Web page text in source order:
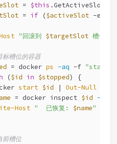
= $this .GetActiveSlot()
= if ($activeSlot -eq
"回滚到 $targetSlot 槽位
槽位的容器
= docker ps -aq -f
($id in $stopped) {
start $id | Out-Null
= docker inspect $id --
Host "  已恢复: $name"
槽位